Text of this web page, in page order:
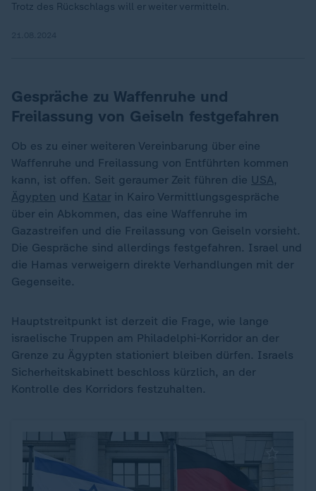
Trotz des Rückschlags will er weiter vermitteln.
Gespräche zu Waffenruhe und
Freilassung von Geiseln festgefahren
Ob es zu einer weiteren Vereinbarung über eine
Waffenruhe und Freilassung von Entführten kommen
kann, ist offen. Seit geraumer Zeit führen die USA,
Ägypten und Katar in Kairo Vermittlungsgespräche
über ein Abkommen, das eine Waffenruhe im
Gazastreifen und die Freilassung von Geiseln vorsieht.
Die Gespräche sind allerdings festgefahren. Israel und
die Hamas verweigern direkte Verhandlungen mit der
Gegenseite.
Hauptstreitpunkt ist derzeit die Frage, wie lange
israelische Truppen am Philadelphi-Korridor an der
Grenze zu Ägypten stationiert bleiben dürfen. Israels
Sicherheitskabinett beschloss kürzlich, an der
Kontrolle des Korridors festzuhalten.